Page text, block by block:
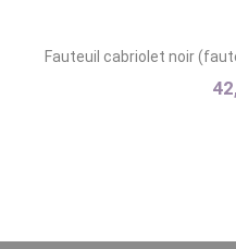
Fauteuil cabriolet noir